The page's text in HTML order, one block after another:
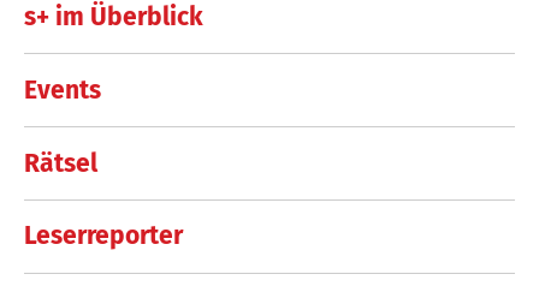
s+ im Überblick
Events
Rätsel
Leserreporter